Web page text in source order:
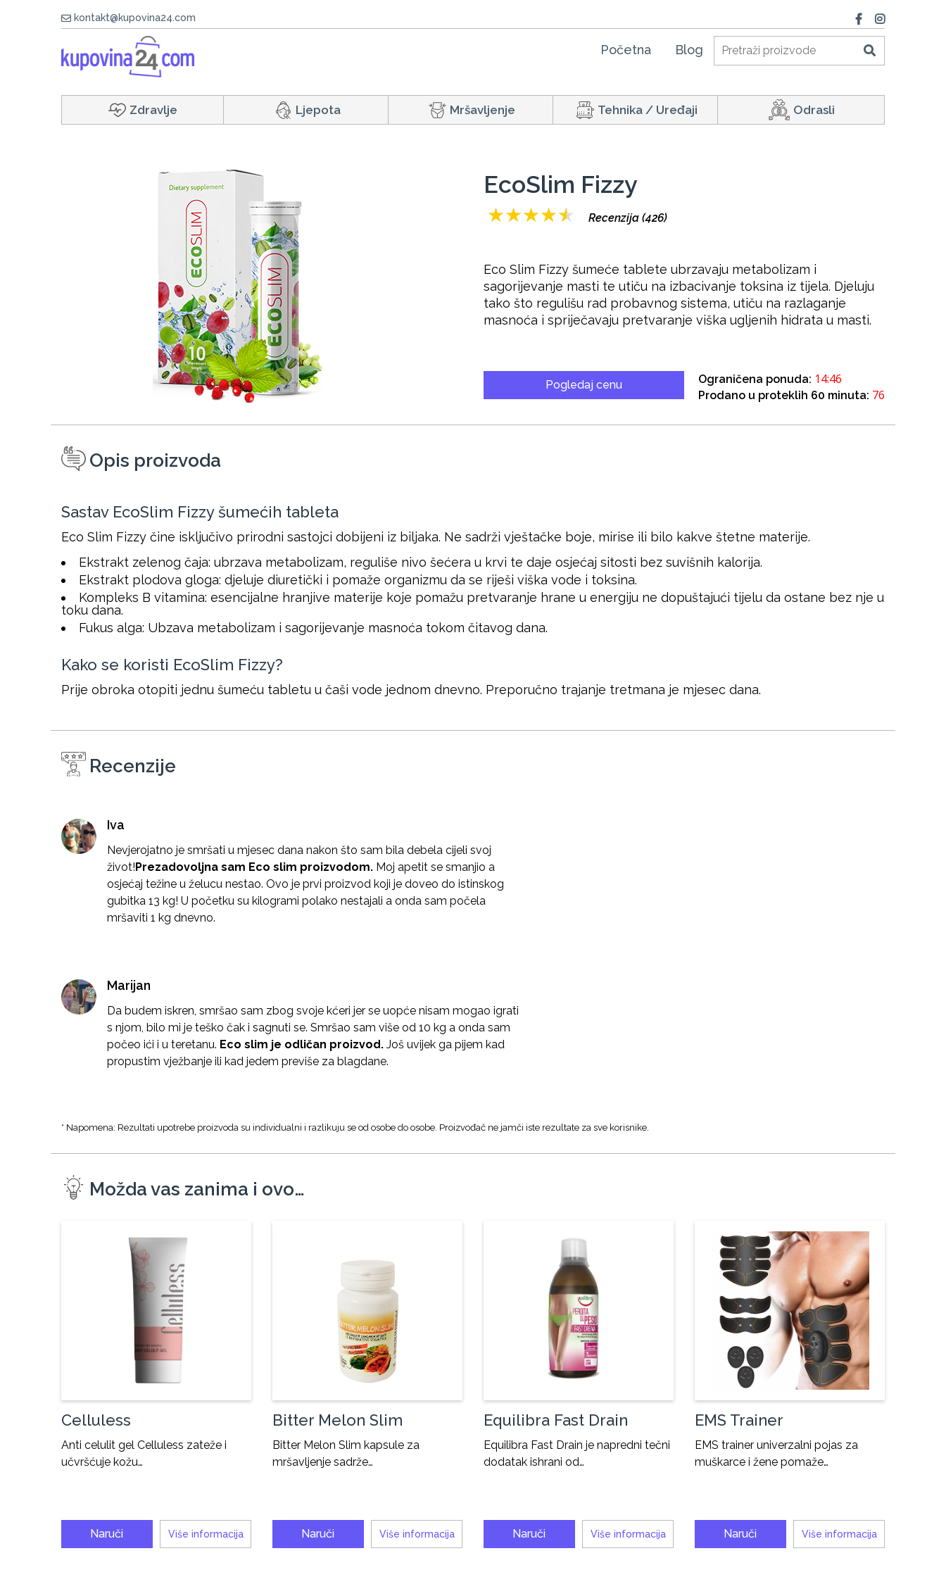
kontakt@kupovina24.com
Početna Blog
Zdravlje Ljepota Mršavljenje Tehnika / Uređaji Odrasli
EcoSlim Fizzy
★★★★★ Recenzija (426)
Eco Slim Fizzy šumeće tablete ubrzavaju metabolizam i
sagorijevanje masti te utiču na izbacivanje toksina iz tijela. Djeluju
tako što regulišu rad probavnog sistema, utiču na razlaganje
masnoća i spriječavaju pretvaranje viška ugljenih hidrata u masti.
Pogledaj cenu Ograničena ponuda: 14:46
Prodano u proteklih 60 minuta: 76
Opis proizvoda
Sastav EcoSlim Fizzy šumećih tableta
Eco Slim Fizzy čine isključivo prirodni sastojci dobijeni iz biljaka. Ne sadrži vještačke boje, mirise ili bilo kakve štetne materije.
Ekstrakt zelenog čaja: ubrzava metabolizam, reguliše nivo šećera u krvi te daje osjećaj sitosti bez suvišnih kalorija.
Ekstrakt plodova gloga: djeluje diuretički i pomaže organizmu da se riješi viška vode i toksina.
Kompleks B vitamina: esencijalne hranjive materije koje pomažu pretvaranje hrane u energiju ne dopuštajući tijelu da ostane bez nje u
toku dana.
Fukus alga: Ubzava metabolizam i sagorijevanje masnoća tokom čitavog dana.
Kako se koristi EcoSlim Fizzy?
Prije obroka otopiti jednu šumeću tabletu u čaši vode jednom dnevno. Preporučno trajanje tretmana je mjesec dana.
Recenzije
Iva
Nevjerojatno je smršati u mjesec dana nakon što sam bila debela cijeli svoj
život! Prezadovoljna sam Eco slim proizvodom. Moj apetit se smanjio a
osjećaj težine u želucu nestao. Ovo je prvi proizvod koji je doveo do istinskog
gubitka 13 kg! U početku su kilogrami polako nestajali a onda sam počela
mršaviti 1 kg dnevno.
Marijan
Da budem iskren, smršao sam zbog svoje kćeri jer se uopće nisam mogao igrati
s njom, bilo mi je teško čak i sagnuti se. Smršao sam više od 10 kg a onda sam
počeo ići i u teretanu. Eco slim je odličan proizvod. Još uvijek ga pijem kad
propustim vježbanje ili kad jedem previše za blagdane.
* Napomena: Rezultati upotrebe proizvoda su individualni i razlikuju se od osobe do osobe. Proizvođač ne jamči iste rezultate za sve korisnike.
Možda vas zanima i ovo…
Celluless
Anti celulit gel Celluless zateže i
učvršćuje kožu…
Naruči Više informacija
Bitter Melon Slim
Bitter Melon Slim kapsule za
mršavljenje sadrže…
Naruči Više informacija
Equilibra Fast Drain
Equilibra Fast Drain je napredni tečni
dodatak ishrani od…
Naruči Više informacija
EMS Trainer
EMS trainer univerzalni pojas za
muškarce i žene pomaže…
Naruči Više informacija